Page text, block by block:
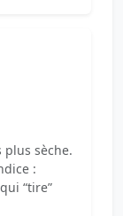
sèche.
:
“tire”